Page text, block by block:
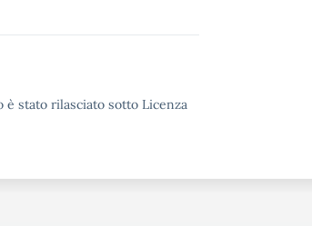
è stato rilasciato sotto Licenza